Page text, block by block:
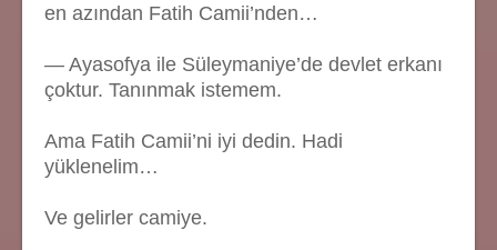
en azından Fatih Camii’nden…
— Ayasofya ile Süleymaniye’de devlet erkanı
çoktur. Tanınmak istemem.
Ama Fatih Camii’ni iyi dedin. Hadi
yüklenelim…
Ve gelirler camiye.